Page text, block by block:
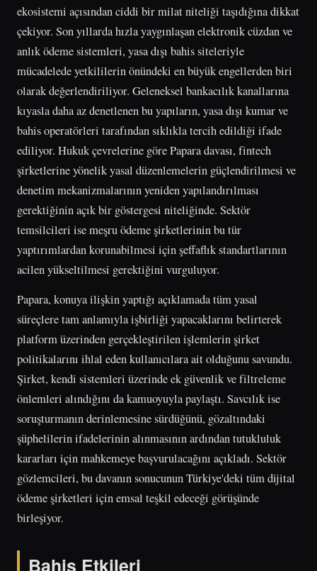
ekosistemi açısından ciddi bir milat niteliği taşıdığına dikkat
çekiyor. Son yıllarda hızla yaygınlaşan elektronik cüzdan ve
anlık ödeme sistemleri, yasa dışı bahis siteleriyle
mücadelede yetkililerin önündeki en büyük engellerden biri
olarak değerlendiriliyor. Geleneksel bankacılık kanallarına
kıyasla daha az denetlenen bu yapıların, yasa dışı kumar ve
bahis operatörleri tarafından sıklıkla tercih edildiği ifade
ediliyor. Hukuk çevrelerine göre Papara davası, fintech
şirketlerine yönelik yasal düzenlemelerin güçlendirilmesi ve
denetim mekanizmalarının yeniden yapılandırılması
gerektiğinin açık bir göstergesi niteliğinde. Sektör
temsilcileri ise meşru ödeme şirketlerinin bu tür
yaptırımlardan korunabilmesi için şeffaflık standartlarının
acilen yükseltilmesi gerektiğini vurguluyor.
Papara, konuya ilişkin yaptığı açıklamada tüm yasal
süreçlere tam anlamıyla işbirliği yapacaklarını belirterek
platform üzerinden gerçekleştirilen işlemlerin şirket
politikalarını ihlal eden kullanıcılara ait olduğunu savundu.
Şirket, kendi sistemleri üzerinde ek güvenlik ve filtreleme
önlemleri alındığını da kamuoyuyla paylaştı. Savcılık ise
soruşturmanın derinlemesine sürdüğünü, gözaltındaki
şüphelilerin ifadelerinin alınmasının ardından tutukluluk
kararları için mahkemeye başvurulacağını açıkladı. Sektör
gözlemcileri, bu davanın sonucunun Türkiye'deki tüm dijital
ödeme şirketleri için emsal teşkil edeceği görüşünde
birleşiyor.
Bahis Etkileri